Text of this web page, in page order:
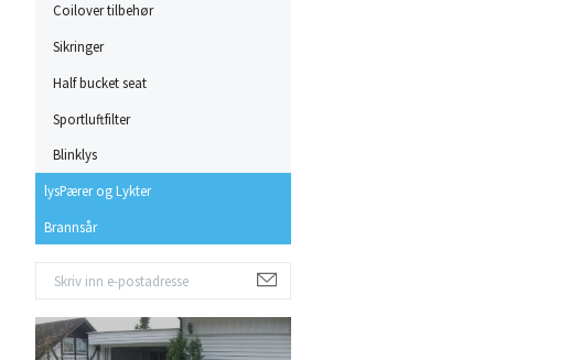
Coilover tilbehør
Sikringer
Half bucket seat
Sportluftfilter
Blinklys
lysPærer og Lykter
Brannsår